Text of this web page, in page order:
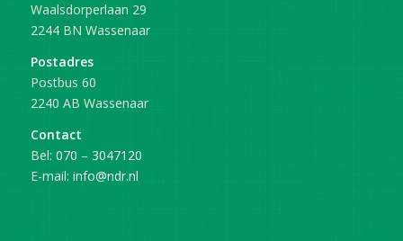
Waalsdorperlaan 29
2244 BN Wassenaar
Postadres
Postbus 60
2240 AB Wassenaar
Contact
Bel: 070 – 3047120
E-mail: info@ndr.nl